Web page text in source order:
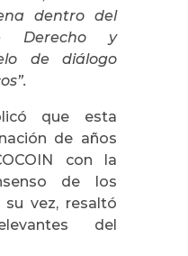
dentro del
Derecho y
de diálogo
que esta
de años
con la
de los
su vez, resaltó
del